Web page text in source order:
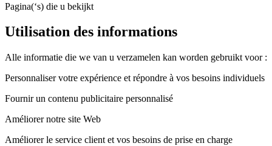
Pagina(‘s) die u bekijkt
Utilisation des informations
Alle informatie die we van u verzamelen kan worden gebruikt voor :
Personnaliser votre expérience et répondre à vos besoins individuels
Fournir un contenu publicitaire personnalisé
Améliorer notre site Web
Améliorer le service client et vos besoins de prise en charge